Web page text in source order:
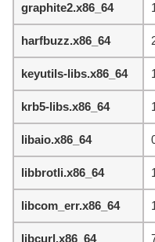
graphite2.x86_64
harfbuzz.x86_64
keyutils-libs.x86_64
krb5-libs.x86_64
libaio.x86_64
libbrotli.x86_64
libcom_err.x86_64
libcurl.x86_64